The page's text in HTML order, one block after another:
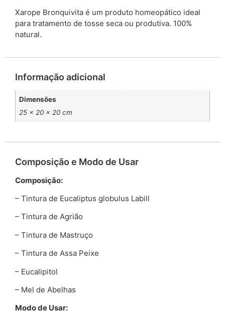
Xarope Bronquivita é um produto homeopático ideal
para tratamento de tosse seca ou produtiva. 100%
natural.
Informação adicional
Dimensões
25 × 20 × 20 cm
Composição e Modo de Usar
Composição:
– Tintura de Eucaliptus globulus Labill
– Tintura de Agrião
– Tintura de Mastruço
– Tintura de Assa Peixe
– Eucalipitol
– Mel de Abelhas
Modo de Usar: